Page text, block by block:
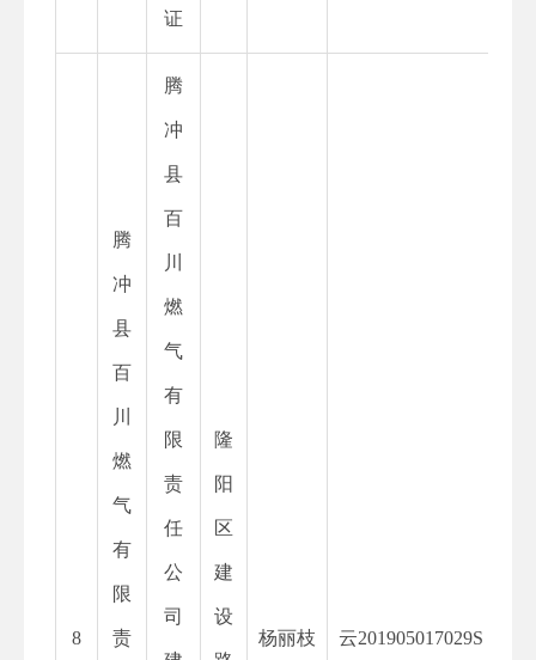
证
8
腾
冲
县
百
川
燃
气
有
限
责
腾
冲
县
百
川
燃
气
有
限
责
任
公
司
隆
阳
区
建
设
杨丽枝 云201905017029S